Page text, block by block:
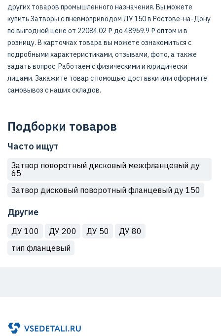
других товаров промышленного назначения. Вы можете
купить Затворы с пневмоприводом ДУ 150 в Ростове-на-Дону
по выгодной цене от 22084.02 ₽ до 48969.9 ₽ оптом и в
розницу. В карточках товара вы можете ознакомиться с
подробными характеристиками, отзывами, фото, а также
задать вопрос. Работаем с физическими и юридически
лицами. Закажите товар с помощью доставки или оформите
самовывоз с наших складов.
Подборки товаров
Часто ищут
Затвор поворотный дисковый межфланцевый ду
65
Затвор дисковый поворотный фланцевый ду 150
Другие
ДУ 100 ДУ 200 ДУ 50
ДУ 80
тип фланцевый